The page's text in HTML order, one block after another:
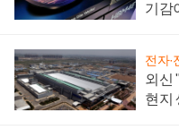
기감
전자·
외신
현지